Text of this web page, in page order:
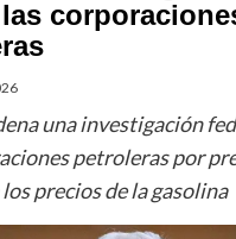
una investigación
petroleras por
precios de la gasolina